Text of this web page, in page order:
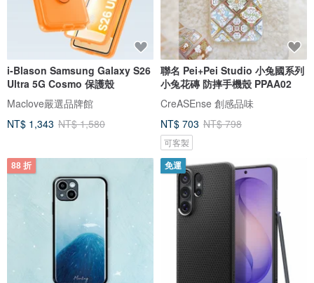
i-Blason Samsung Galaxy S26
Ultra 5G Cosmo 保護殼
Maclove嚴選品牌館
NT$ 1,343 NT$ 1,580
聯名 Pei+Pei Studio 小兔國系列
小兔花磚 防摔手機殼 PPAA02
CreASEnse 創感品味
NT$ 703 NT$ 798
可客製
88 折 免運